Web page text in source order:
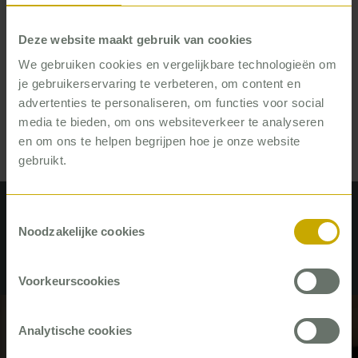
Deze website maakt gebruik van cookies
We gebruiken cookies en vergelijkbare technologieën om
je gebruikerservaring te verbeteren, om content en
advertenties te personaliseren, om functies voor social
media te bieden, om ons websiteverkeer te analyseren
en om ons te helpen begrijpen hoe je onze website
gebruikt.
Noodzakelijke cookies
Voorkeurscookies
Analytische cookies
maar als we niet weten wat ervoor nodig is én hoe
ze organisaties om gewenste veranderingen waar
te maken.
Recente artikelen van Stephanie
#GGZ